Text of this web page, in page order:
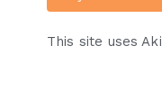
This site uses